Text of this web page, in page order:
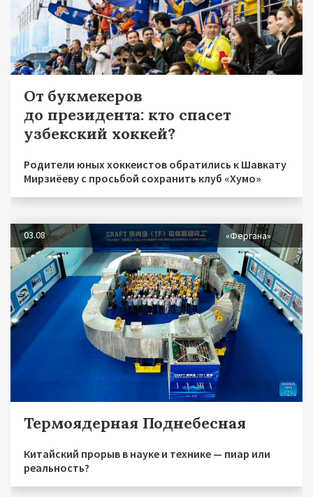
От букмекеров
до президента: кто спасет
узбекский хоккей?
Родители юных хоккеистов обратились к Шавкату
Мирзиёеву с просьбой сохранить клуб «Хумо»
03.08 «Фергана»
Термоядерная Поднебесная
Китайский прорыв в науке и технике — пиар или
реальность?